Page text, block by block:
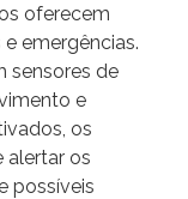
oferecem
emergências.
sensores de
e
os
alertar os
possíveis